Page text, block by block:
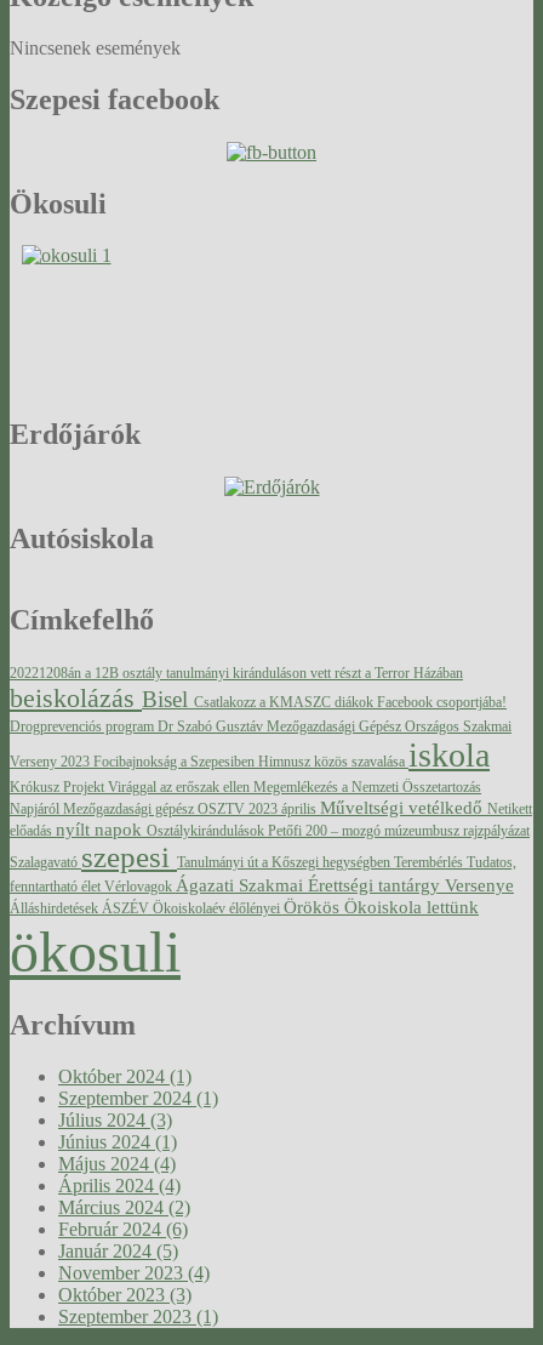
Nincsenek események
Szepesi facebook
Ökosuli
Erdőjárók
Autósiskola
Címkefelhő
20221208án a 12B osztály tanulmányi kiránduláson vett részt a Terror Házában
beiskolázás Bisel Csatlakozz a KMASZC diákok Facebook csoportjába!
Drogprevenciós program Dr Szabó Gusztáv Mezőgazdasági Gépész Országos Szakmai
Verseny 2023 Focibajnokság a Szepesiben Himnusz közös szavalása iskola
Krókusz Projekt Virággal az erőszak ellen Megemlékezés a Nemzeti Összetartozás
Napjáról Mezőgazdasági gépész OSZTV 2023 április Műveltségi vetélkedő Netikett
előadás nyílt napok Osztálykirándulások Petőfi 200 – mozgó múzeumbusz rajzpályázat
Szalagavató szepesi Tanulmányi út a Kőszegi hegységben Terembérlés Tudatos,
fenntartható élet Vérlovagok Ágazati Szakmai Érettségi tantárgy Versenye
Álláshirdetések ÁSZÉV Ökoiskolaév élőlényei Örökös Ökoiskola lettünk
ökosuli
Archívum
Október 2024 (1)
Szeptember 2024 (1)
Július 2024 (3)
Június 2024 (1)
Május 2024 (4)
Április 2024 (4)
Március 2024 (2)
Február 2024 (6)
Január 2024 (5)
November 2023 (4)
Október 2023 (3)
Szeptember 2023 (1)